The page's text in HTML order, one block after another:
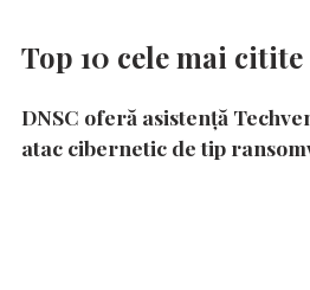
Top 10 cele mai citite
DNSC oferă asistență
atac cibernetic de tip